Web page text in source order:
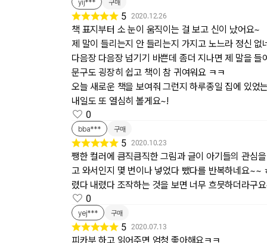
yij*** 구매
5 2020.12.26
책 표지부터 소 눈이 움직이는 걸 보고 신이 났어요~
제 말이 들리는지 안 들리는지 가지고 노느라 정신 없
다음장 다음장 넘기기 바쁜데 좀더 지나면 제 말을 들
문구도 굉장히 쉽고 책이 참 귀여워요 ㅋㅋ
오늘 새로운 책을 보여줘 그런지 하루종일 집에 있었
내일도 또 열심히 볼게요~!
0
bba*** 구매
5 2020.10.23
쨍한 컬러에 큼직큼직한 그림과 글이 아기들의 관심
고 와서인지 몇 번이나 넣었다 뺐다를 반복하네요
렸다 내렸다 조작하는 것을 보면 너무 흐믓하더라구
0
yej*** 구매
5 2020.07.13
피카부 하고 읽어주면 엄청 좋아해요ㅋㅋ